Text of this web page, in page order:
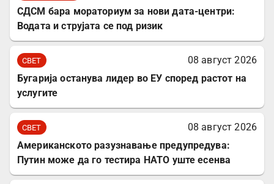
СДСМ бара мораториум за нови дата-центри:
Водата и струјата се под ризик
СВЕТ
08 август 2026
Бугарија останува лидер во ЕУ според растот на
услугите
СВЕТ
08 август 2026
Американското разузнавање предупредува:
Путин може да го тестира НАТО уште есенва